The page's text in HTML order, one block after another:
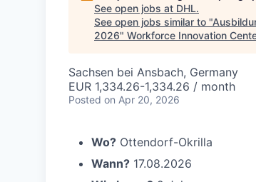
See open jobs at DHL.
See open jobs similar to "
2026" Workforce Innovation
Sachsen bei Ansbach, Germany
EUR 1,334.26-1,334.26 / month
Posted on Apr 20, 2026
Wo? Ottendorf-Okrilla
Wann? 17.08.2026